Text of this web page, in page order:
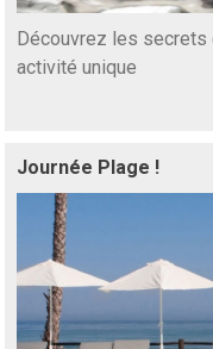
Découvrez les secrets
activité unique
Journée Plage !